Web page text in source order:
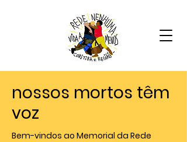
nossos mortos têm
voz
Bem-vindos ao Memorial da Rede